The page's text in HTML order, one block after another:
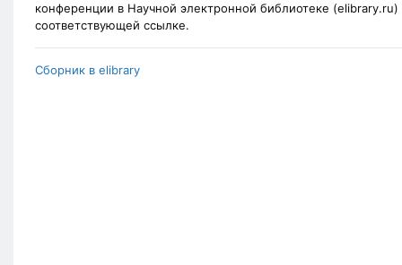
конференции в Научной электронной библиотеке
соответствующей ссылке.
Сборник в elibrary